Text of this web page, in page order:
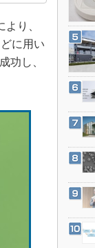
り、
に用い
功し、